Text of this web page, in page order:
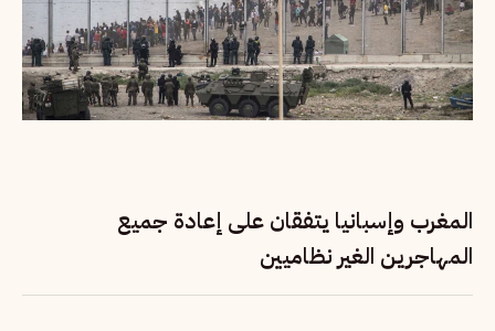
المغرب وإسبانيا يتفقان على إعادة جميع
المهاجرين الغير نظاميين